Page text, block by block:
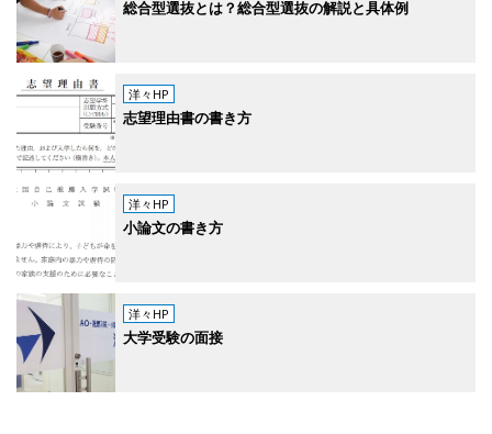
総合型選抜とは？総合型選抜の解説と具体例
洋々HP
志望理由書の書き方
洋々HP
小論文の書き方
洋々HP
大学受験の面接